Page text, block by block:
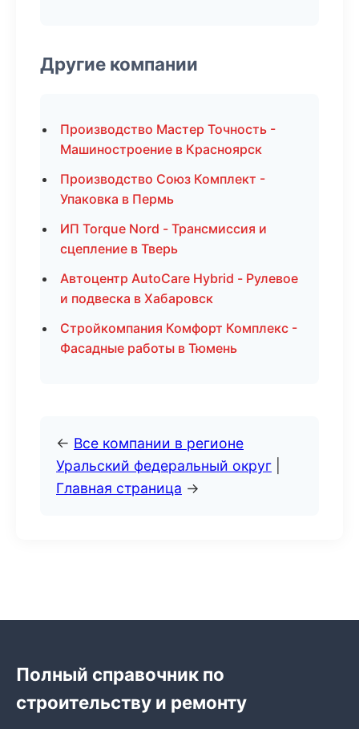
Другие компании
Производство Мастер Точность -
Машиностроение в Красноярск
Производство Союз Комплект -
Упаковка в Пермь
ИП Torque Nord - Трансмиссия и
сцепление в Тверь
Автоцентр AutoCare Hybrid - Рулевое
и подвеска в Хабаровск
Стройкомпания Комфорт Комплекс -
Фасадные работы в Тюмень
← Все компании в регионе
Уральский федеральный округ
Главная страница →
Полный справочник по
строительству и ремонту